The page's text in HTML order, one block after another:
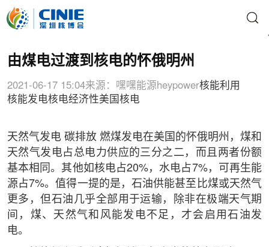
由煤电过渡到核电的怀俄明州
2021-06-17 15:04来源：嘿嘿能源heypower核能利用
核能发电核电经济性美国核电
天然气发电 碳排放 燃煤发电在美国的怀俄明州，煤和
天然气发电占总电力供应的三分之二，而且两者份额
基本相同。其他如核电占20%，水电占7%，可再生能
源占7%。值得一提的是，石油供能甚至比煤或天然气
更多，但石油几乎全部用于运输，除非在极端天气期
间，煤、天然气和风能发电不足，才会启用石油发
电。